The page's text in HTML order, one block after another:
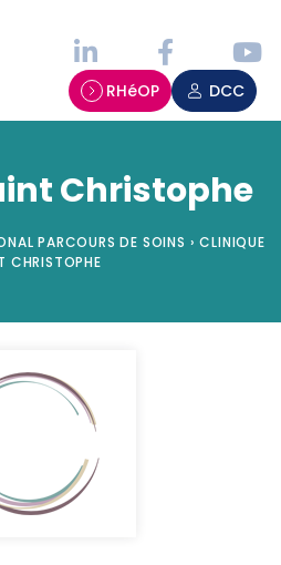
RHéOP DCC
Christophe
PARCOURS DE SOINS › CLINIQUE
CHRISTOPHE